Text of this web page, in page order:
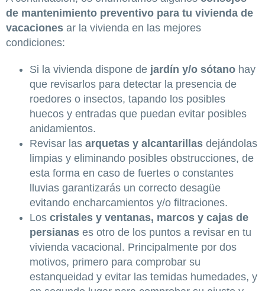
de mantenimiento preventivo para tu vivienda de
vacaciones ar la vivienda en las mejores
condiciones:
Si la vivienda dispone de jardín y/o sótano hay
que revisarlos para detectar la presencia de
roedores o insectos, tapando los posibles
huecos y entradas que puedan evitar posibles
anidamientos.
Revisar las arquetas y alcantarillas dejándolas
limpias y eliminando posibles obstrucciones, de
esta forma en caso de fuertes o constantes
lluvias garantizarás un correcto desagüe
evitando encharcamientos y/o filtraciones.
Los cristales y ventanas, marcos y cajas de
persianas es otro de los puntos a revisar en tu
vivienda vacacional. Principalmente por dos
motivos, primero para comprobar su
estanqueidad y evitar las temidas humedades, y